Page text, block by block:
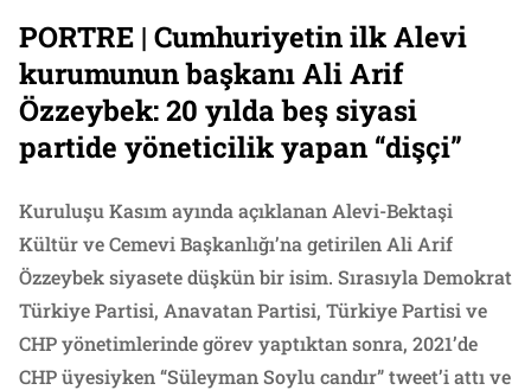
PORTRE | Cumhuriyetin ilk Alevi
kurumunun başkanı Ali Arif
Özzeybek: 20 yılda beş siyasi
partide yöneticilik yapan “dişçi”
Kuruluşu Kasım ayında açıklanan Alevi-Bektaşi
Kültür ve Cemevi Başkanlığı’na getirilen Ali Arif
Özzeybek siyasete düşkün bir isim. Sırasıyla Demokrat
Türkiye Partisi, Anavatan Partisi, Türkiye Partisi ve
CHP yönetimlerinde görev yaptıktan sonra, 2021’de
CHP üyesiyken “Süleyman Soylu candır” tweet’i attı ve